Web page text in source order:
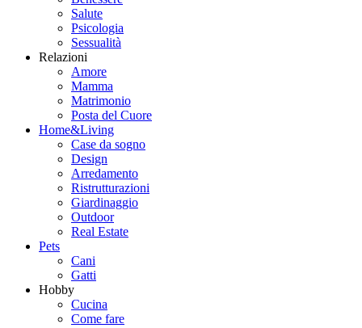
Salute
Psicologia
Sessualità
Relazioni
Amore
Mamma
Matrimonio
Posta del Cuore
Home&Living
Case da sogno
Design
Arredamento
Ristrutturazioni
Giardinaggio
Outdoor
Real Estate
Pets
Cani
Gatti
Hobby
Cucina
Come fare